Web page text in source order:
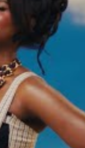
Magic Johnson
2K23 dans un